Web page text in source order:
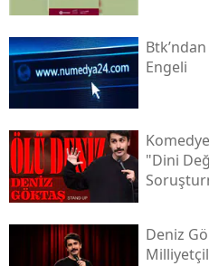
Engeli
"dini
Deniz